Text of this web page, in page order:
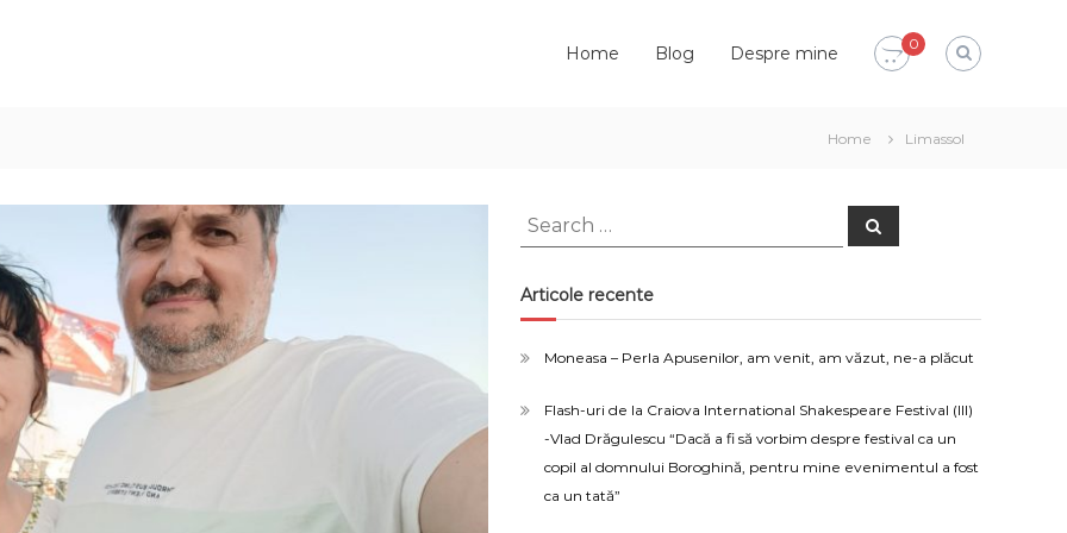
Home Blog Despre mine 0
Home Limassol
Search
for:
Search
Articole recente
Moneasa – Perla Apusenilor, am venit, am văzut, ne-a plăcut
Flash-uri de la Craiova International Shakespeare Festival (III)
-Vlad Drăgulescu “Dacă a fi să vorbim despre festival ca un
copil al domnului Boroghină, pentru mine evenimentul a fost
ca un tată”